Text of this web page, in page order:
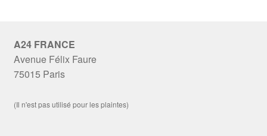
A24 FRANCE
Avenue Félix Faure
75015 Paris
(Il n'est pas utilisé pour les plaintes)